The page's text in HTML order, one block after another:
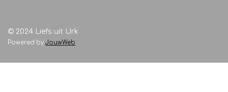
© 2024 Liefs uit Urk
Powered by JouwWeb